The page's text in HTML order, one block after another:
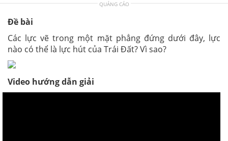
QUẢNG CÁO
Đề bài
Các lực vẽ trong một mặt phẳng đứng dưới đây, lực
nào có thể là lực hút của Trái Đất? Vì sao?
Video hướng dẫn giải